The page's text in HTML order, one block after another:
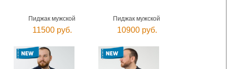
Пиджак мужской
11500 руб.
Пиджак мужской
10900 руб.